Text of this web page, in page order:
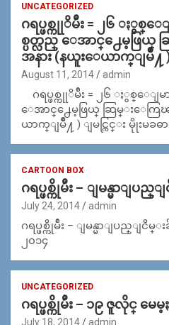
UNCATEGORIZED
ဂရပ္ဖစ္ကုုိမ်ဴိး = ၂၆ ႏွစ္
စ္ပတ္လည္ ေအာင္႕ေမ့ဖြ
အနား (နယူးေယာက္ျမိဳ႔ )
August 11, 2014 admin
ဂရပ္ဖစ္ကုုိမ်ဴိး = ၂၆ ႏွစ္ေျမ
ေအာင္႕ေမ့ဖြယ္ ဆြမ္းေကြ
ယာက္ျမိဳ႔ ) ျမင္ကြင္း မိုုးမ
CARTOON BOX
ဂရပ္ဖစ္ကိုမ်ဴိး – ျမန္မာျပ
July 24, 2014 admin
ဂရပ္ဖစ္ကိုမ်ဴိး – ျမန္မာျပည္ျငိ
၂၀၁၄
UNCATEGORIZED
ဂရပ္ဖစ္ကိုမ်ဴိး – ၁၉ ဇူလိုင္ မေ
July 18, 2014 admin